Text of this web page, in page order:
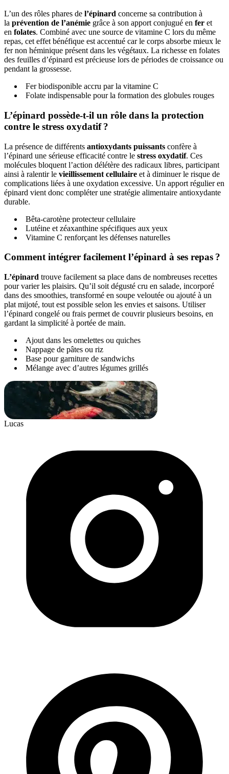
L’un des rôles phares de l’épinard concerne sa contribution à
la prévention de l’anémie grâce à son apport conjugué en fer et
en folates. Combiné avec une source de vitamine C lors du même
repas, cet effet bénéfique est accentué car le corps absorbe mieux le
fer non héminique présent dans les végétaux. La richesse en folates
des feuilles d’épinard est précieuse lors de périodes de croissance ou
pendant la grossesse.
Fer biodisponible accru par la vitamine C
Folate indispensable pour la formation des globules rouges
L’épinard possède-t-il un rôle dans la protection
contre le stress oxydatif ?
La présence de différents antioxydants puissants confère à
l’épinard une sérieuse efficacité contre le stress oxydatif. Ces
molécules bloquent l’action délétère des radicaux libres, participant
ainsi à ralentir le vieillissement cellulaire et à diminuer le risque de
complications liées à une oxydation excessive. Un apport régulier en
épinard vient donc compléter une stratégie alimentaire antioxydante
durable.
Bêta-carotène protecteur cellulaire
Lutéine et zéaxanthine spécifiques aux yeux
Vitamine C renforçant les défenses naturelles
Comment intégrer facilement l’épinard à ses repas ?
L’épinard trouve facilement sa place dans de nombreuses recettes
pour varier les plaisirs. Qu’il soit dégusté cru en salade, incorporé
dans des smoothies, transformé en soupe veloutée ou ajouté à un
plat mijoté, tout est possible selon les envies et saisons. Utiliser
l’épinard congelé ou frais permet de couvrir plusieurs besoins, en
gardant la simplicité à portée de main.
Ajout dans les omelettes ou quiches
Nappage de pâtes ou riz
Base pour garniture de sandwichs
Mélange avec d’autres légumes grillés
Lucas